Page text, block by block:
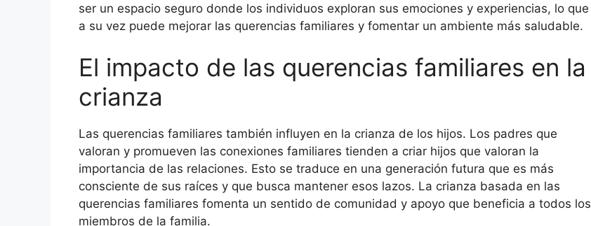
ser un espacio seguro donde los individuos exploran sus emociones y experiencias, lo que
a su vez puede mejorar las querencias familiares y fomentar un ambiente más saludable.
El impacto de las querencias familiares en la
crianza
Las querencias familiares también influyen en la crianza de los hijos. Los padres que
valoran y promueven las conexiones familiares tienden a criar hijos que valoran la
importancia de las relaciones. Esto se traduce en una generación futura que es más
consciente de sus raíces y que busca mantener esos lazos. La crianza basada en las
querencias familiares fomenta un sentido de comunidad y apoyo que beneficia a todos los
miembros de la familia.